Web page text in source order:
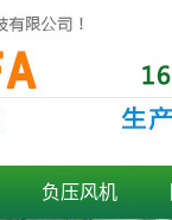
负压风机